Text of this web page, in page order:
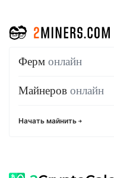
Ферм онлайн
Майнеров онлайн
Начать майнить